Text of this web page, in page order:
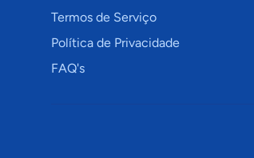
Termos de Serviço
Política de Privacidade
FAQ's